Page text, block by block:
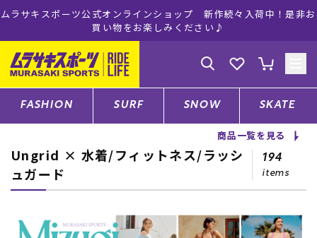
ムラサキスポーツ公式オンラインショップ 新作続々入荷中！是非お
買い物をお楽しみください♪
ゲスト様
ログイン 会員登録
店舗一覧
FASHION SURF SNOW SKATE
商品一覧を見る
Ungrid × 水着/フィットネス/ラッシ
ュガード
194
items